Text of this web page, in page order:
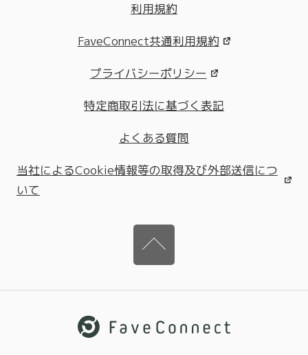
利用規約
FaveConnect共通利用規約
プライバシーポリシー
特定商取引法に基づく表記
よくある質問
当社によるCookie情報等の取得及び外部送信につ
いて